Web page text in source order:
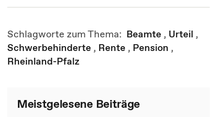
Schlagworte zum Thema: Beamte , Urteil ,
Schwerbehinderte , Rente , Pension ,
Rheinland-Pfalz
Meistgelesene Beiträge